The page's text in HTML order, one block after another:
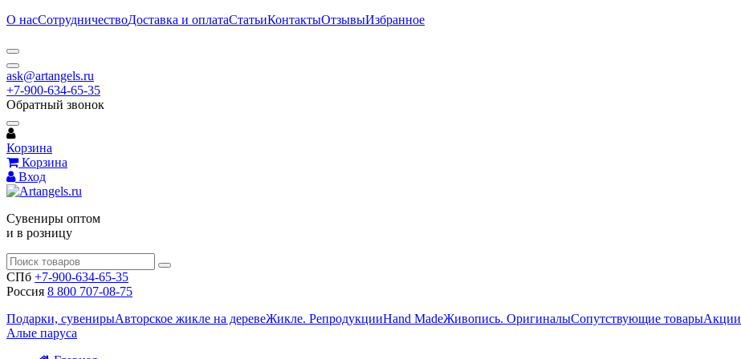
О насСотрудничествоДоставка и оплатаСтатьиКонтактыОтзывыИзбранное
ask@artangels.ru
+7-900-634-65-35
Обратный звонок
Корзина
Корзина
Вход
Сувениры оптом
и в розницу
СПб +7-900-634-65-35
Россия 8 800 707-08-75
Подарки, сувенирыАвторское жикле на деревеЖикле. РепродукцииHand MadeЖивопись. ОригиналыСопутствующие товарыАкции
Алые паруса